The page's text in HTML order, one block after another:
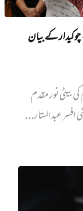
کے بیان
بیٹی نور مقدم
عبدالستار...